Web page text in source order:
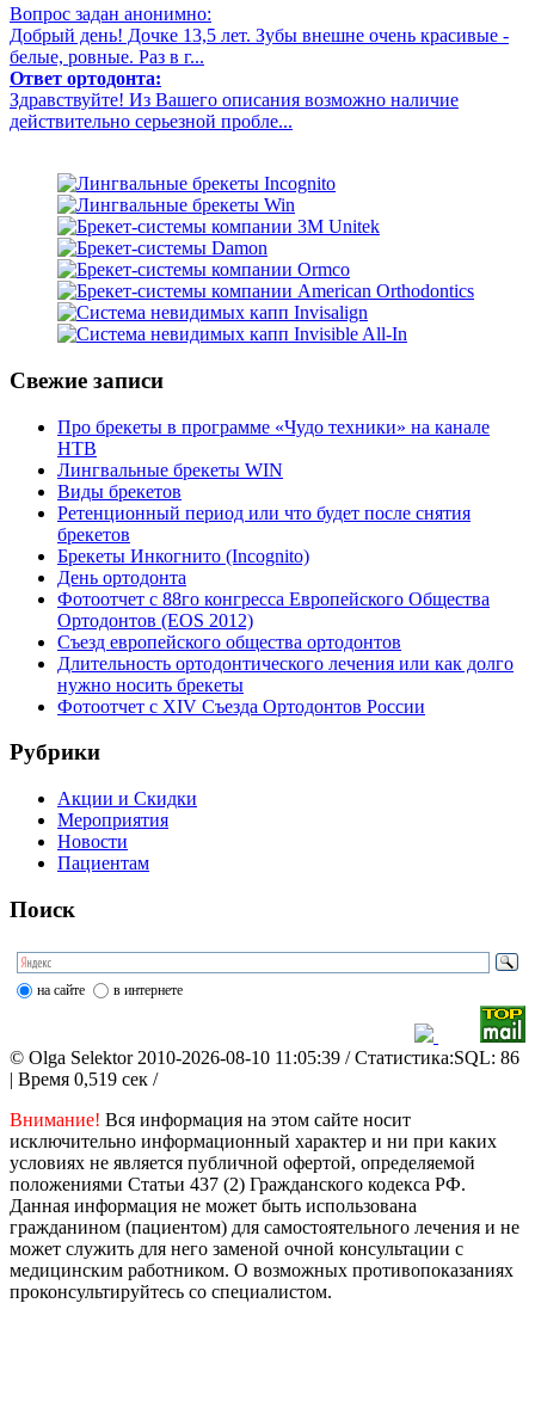
Вопрос задан анонимно:
Добрый день! Дочке 13,5 лет. Зубы внешне очень красивые -
белые, ровные. Раз в г...
Ответ ортодонта:
Здравствуйте! Из Вашего описания возможно наличие
действительно серьезной пробле...
Свежие записи
Про брекеты в программе «Чудо техники» на канале
НТВ
Лингвальные брекеты WIN
Виды брекетов
Ретенционный период или что будет после снятия
брекетов
Брекеты Инкогнито (Incognito)
День ортодонта
Фотоотчет с 88го конгресса Европейского Общества
Ортодонтов (EOS 2012)
Съезд европейского общества ортодонтов
Длительность ортодонтического лечения или как долго
нужно носить брекеты
Фотоотчет с XIV Съезда Ортодонтов России
Рубрики
Акции и Скидки
Мероприятия
Новости
Пациентам
Поиск
на сайте в интернете
© Olga Selektor 2010-2026-08-10 11:05:39 / Статистика:SQL: 86
| Время 0,519 сек /
Внимание! Вся информация на этом сайте носит
исключительно информационный характер и ни при каких
условиях не является публичной офертой, определяемой
положениями Статьи 437 (2) Гражданского кодекса РФ.
Данная информация не может быть использована
гражданином (пациентом) для самостоятельного лечения и не
может служить для него заменой очной консультации с
медицинским работником. О возможных противопоказаниях
проконсультируйтесь со специалистом.